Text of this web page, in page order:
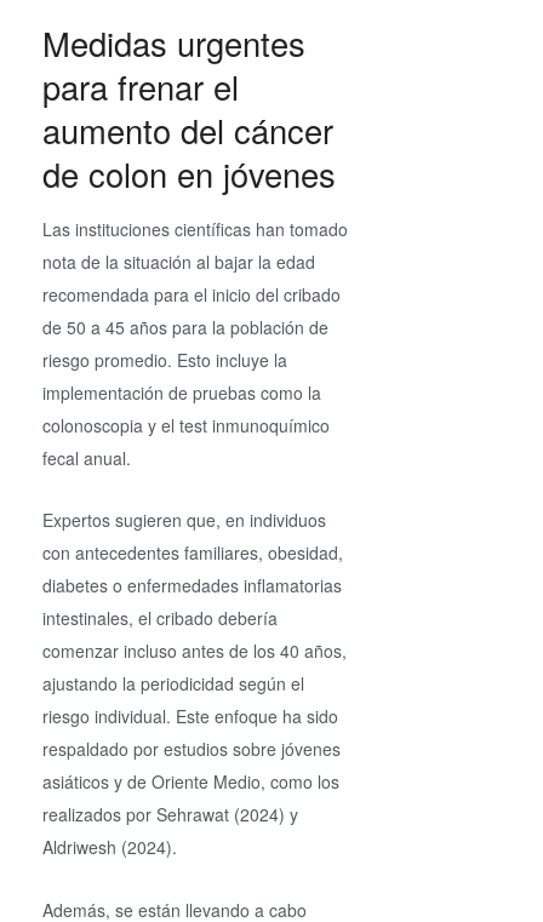
Medidas urgentes
para frenar el
aumento del cáncer
de colon en jóvenes
Las instituciones científicas han tomado
nota de la situación al bajar la edad
recomendada para el inicio del cribado
de 50 a 45 años para la población de
riesgo promedio. Esto incluye la
implementación de pruebas como la
colonoscopia y el test inmunoquímico
fecal anual.
Expertos sugieren que, en individuos
con antecedentes familiares, obesidad,
diabetes o enfermedades inflamatorias
intestinales, el cribado debería
comenzar incluso antes de los 40 años,
ajustando la periodicidad según el
riesgo individual. Este enfoque ha sido
respaldado por estudios sobre jóvenes
asiáticos y de Oriente Medio, como los
realizados por Sehrawat (2024) y
Aldriwesh (2024).
Además, se están llevando a cabo